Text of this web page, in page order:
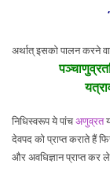
अर्थात् इसको पालन करने
निधिस्वरूप ये पांचअणुव्रत
देवपद को प्राप्त कराते हैं
और अवधिज्ञान प्राप्त कर